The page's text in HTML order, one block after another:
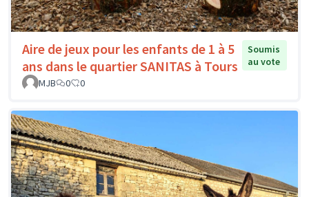
Aire de jeux pour les enfants de 1 à 5
ans dans le quartier SANITAS à Tours
Soumis
au vote
MJB
0 0